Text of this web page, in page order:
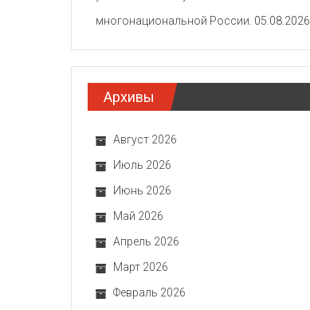
многонациональной России. 05.08.2026
Архивы
Август 2026
Июль 2026
Июнь 2026
Май 2026
Апрель 2026
Март 2026
Февраль 2026